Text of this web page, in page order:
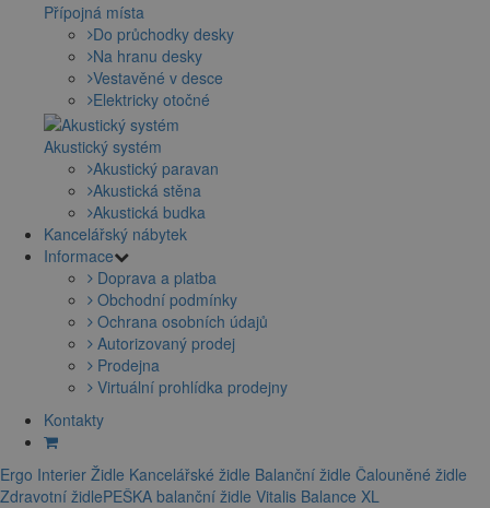
Přípojná místa
Do průchodky desky
Na hranu desky
Vestavěné v desce
Elektricky otočné
Akustický systém
Akustický paravan
Akustická stěna
Akustická budka
Kancelářský nábytek
Informace
Doprava a platba
Obchodní podmínky
Ochrana osobních údajů
Autorizovaný prodej
Prodejna
Virtuální prohlídka prodejny
Kontakty
Ergo Interier Židle Kancelářské židle Balanční židle Čalouněné židle
Zdravotní židlePEŠKA balanční židle Vitalis Balance XL